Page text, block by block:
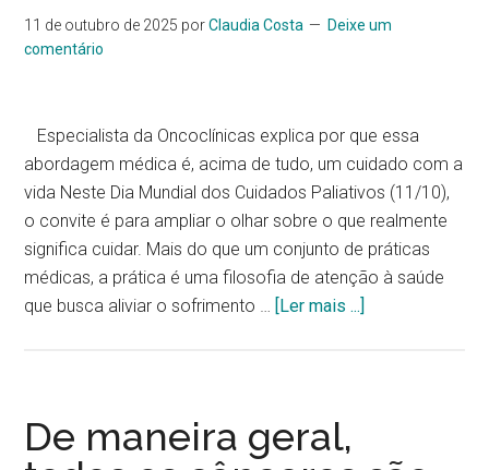
11 de outubro de 2025 porClaudia Costa
Deixe um
comentário
Especialista da Oncoclínicas explica por que essa
abordagem médica é, acima de tudo, um cuidado com a
vida Neste Dia Mundial dos Cuidados Paliativos (11/10),
o convite é para ampliar o olhar sobre o que realmente
significa cuidar. Mais do que um conjunto de práticas
médicas, a prática é uma filosofia de atenção à saúde
que busca aliviar o sofrimento … [Ler mais ...]
De maneira geral,